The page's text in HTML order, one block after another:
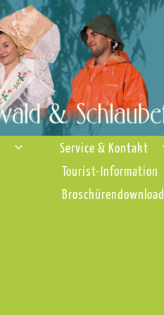
Service & Kontakt
Tourist-Information
Broschürendownload